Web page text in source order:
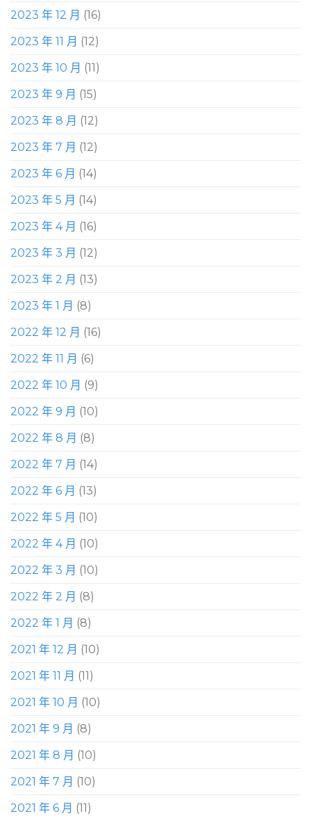
2023 年 12 月 (16)
2023 年 11 月 (12)
2023 年 10 月 (11)
2023 年 9 月 (15)
2023 年 8 月 (12)
2023 年 7 月 (12)
2023 年 6 月 (14)
2023 年 5 月 (14)
2023 年 4 月 (16)
2023 年 3 月 (12)
2023 年 2 月 (13)
2023 年 1 月 (8)
2022 年 12 月 (16)
2022 年 11 月 (6)
2022 年 10 月 (9)
2022 年 9 月 (10)
2022 年 8 月 (8)
2022 年 7 月 (14)
2022 年 6 月 (13)
2022 年 5 月 (10)
2022 年 4 月 (10)
2022 年 3 月 (10)
2022 年 2 月 (8)
2022 年 1 月 (8)
2021 年 12 月 (10)
2021 年 11 月 (11)
2021 年 10 月 (10)
2021 年 9 月 (8)
2021 年 8 月 (10)
2021 年 7 月 (10)
2021 年 6 月 (11)